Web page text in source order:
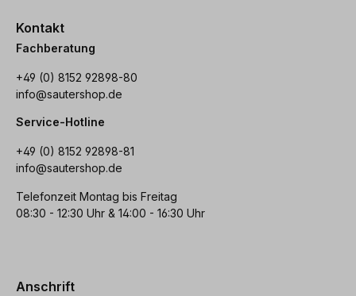
Kontakt
Fachberatung
+49 (0) 8152 92898-80
info@sautershop.de
Service-Hotline
+49 (0) 8152 92898-81
info@sautershop.de
Telefonzeit Montag bis Freitag
08:30 - 12:30 Uhr & 14:00 - 16:30 Uhr
Anschrift